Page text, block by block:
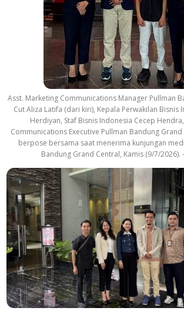
Asst. Marketing Communications Manager Pullman
Cut Aliza Latifa (dari kiri), Kepala Perwakilan Bisnis
Herdiyan, Staf Bisnis Indonesia Cecep
Communications Executive Pullman Bandung Grand
berpose bersama saat menerima kunjungan
Bandung Grand Central, Kamis (9/7/2026).